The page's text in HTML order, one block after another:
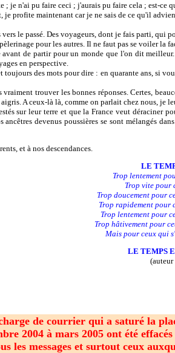
; je n'ai pu faire ceci ; j'aurais pu faire cela ; est-ce
je profite maintenant car je ne sais de ce qu'il
le passé. Des voyageurs, dont je fais parti,
pour les autres. Il ne faut pas se voiler la
de partir pour un monde que l'on dit
en perspective.
des mots pour dire : en quarante ans, si
trouver les bonnes réponses. Certes,
A ceux-là là, comme on parlait chez nous,
sur leur terre et que la France veut déraciner
devenus poussières se sont mélangés
et à nos descendances.
LE
Trop lentement
Trop vite pour
Trop doucement pour
Trop rapidement pour
Trop lentement pour
Trop hâtivement pour
Mais pour ceux qui
LE TEMPS
de courrier qui a saturé la
2004 à mars 2005 ont été
les messages et surtout ceux